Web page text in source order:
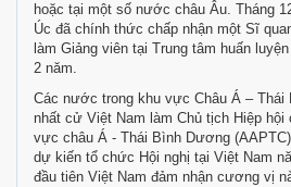
hoặc tại một số nước châu Âu. Tháng
Úc đã chính thức chấp nhận một Sĩ
làm Giảng viên tại Trung tâm huấn
2 năm.
Các nước trong khu vực Châu Á – Thái
nhất cử Việt Nam làm Chủ tịch Hiệp hội
vực châu Á - Thái Bình Dương
dự kiến tổ chức Hội nghị tại Việt Nam
đầu tiên Việt Nam đảm nhận cương vị